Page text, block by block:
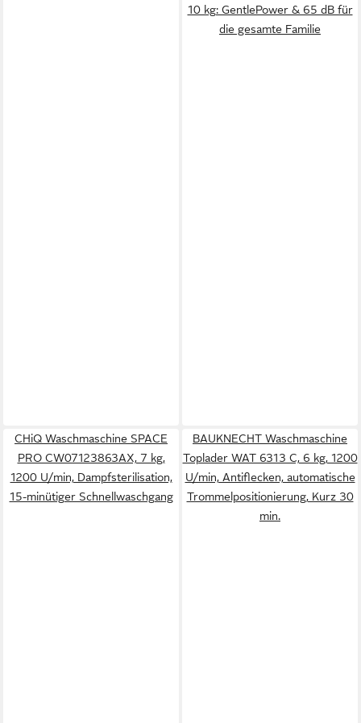
10 kg: GentlePower & 65 dB für
die gesamte Familie
CHiQ Waschmaschine SPACE
PRO CW07123863AX, 7 kg,
1200 U/min, Dampfsterilisation,
15-minütiger Schnellwaschgang
BAUKNECHT Waschmaschine
Toplader WAT 6313 C, 6 kg, 1200
U/min, Antiflecken, automatische
Trommelpositionierung, Kurz 30
min.